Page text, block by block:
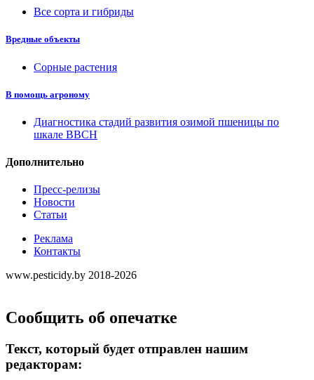
Все сорта и гибриды
Вредные объекты
Сорные растения
В помощь агроному
Диагностика стадий развития озимой пшеницы по
шкале ВВСН
Дополнительно
Пресс-релизы
Новости
Статьи
Реклама
Контакты
www.pesticidy.by 2018-2026
Сообщить об опечатке
Текст, который будет отправлен нашим
редакторам: